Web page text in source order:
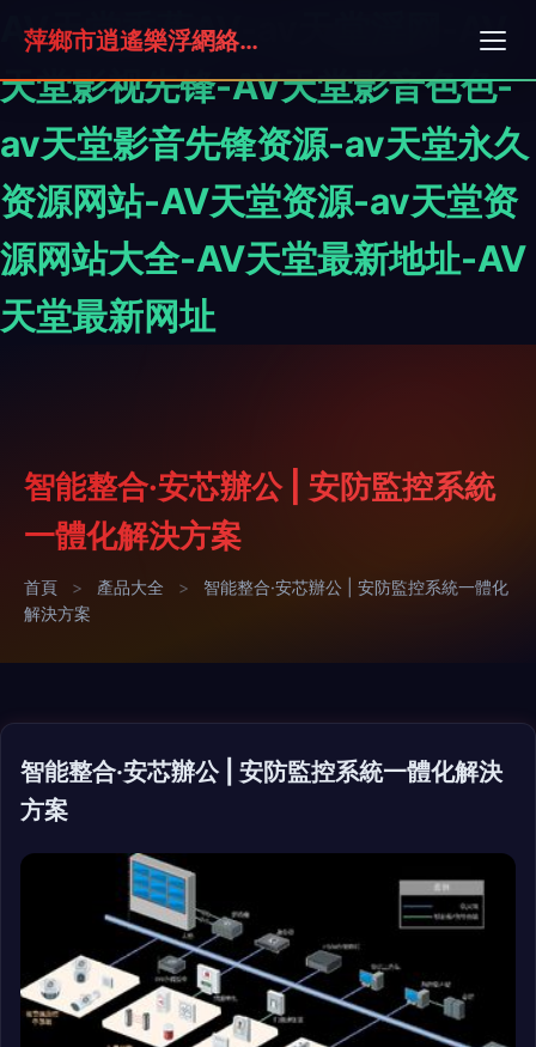
AV天堂香蕉AV-av天堂淫网-AV
天堂影视先锋-AV天堂影音色色-
av天堂影音先锋资源-av天堂永久
资源网站-AV天堂资源-av天堂资
源网站大全-AV天堂最新地址-AV
天堂最新网址
萍鄉市逍遙樂浮網絡科技有限公司
智能整合·安芯辦公 | 安防監控系統
一體化解決方案
首頁 > 產品大全 >
智能整合·安芯辦公 | 安防監控系統一體化
解決方案
智能整合·安芯辦公 | 安防監控系統一體化解決
方案